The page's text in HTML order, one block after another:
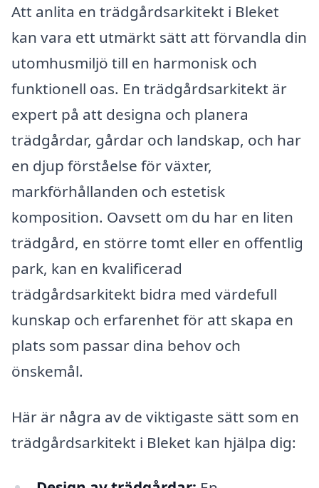
Att anlita en trädgårdsarkitekt i Bleket
kan vara ett utmärkt sätt att förvandla din
utomhusmiljö till en harmonisk och
funktionell oas. En trädgårdsarkitekt är
expert på att designa och planera
trädgårdar, gårdar och landskap, och har
en djup förståelse för växter,
markförhållanden och estetisk
komposition. Oavsett om du har en liten
trädgård, en större tomt eller en offentlig
park, kan en kvalificerad
trädgårdsarkitekt bidra med värdefull
kunskap och erfarenhet för att skapa en
plats som passar dina behov och
önskemål.
Här är några av de viktigaste sätt som en
trädgårdsarkitekt i Bleket kan hjälpa dig: